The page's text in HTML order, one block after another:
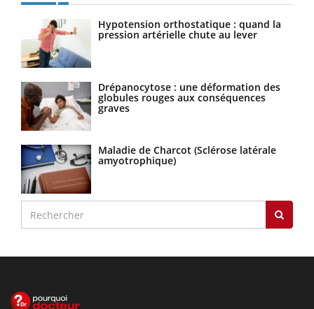
Hypotension orthostatique : quand la
pression artérielle chute au lever
Drépanocytose : une déformation des
globules rouges aux conséquences
graves
Maladie de Charcot (Sclérose latérale
amyotrophique)